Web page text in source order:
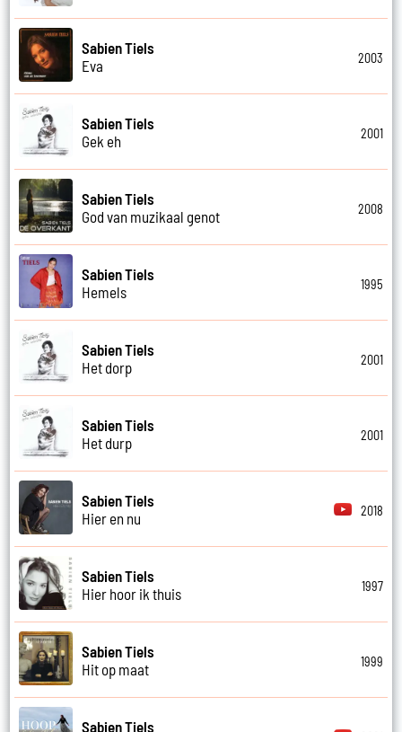
Sabien Tiels
Eva
2003
Sabien Tiels
Gek eh
2001
Sabien Tiels
God van muzikaal genot
2008
Sabien Tiels
Hemels
1995
Sabien Tiels
Het dorp
2001
Sabien Tiels
Het durp
2001
Sabien Tiels
Hier en nu
2018
Sabien Tiels
Hier hoor ik thuis
1997
Sabien Tiels
Hit op maat
1999
Sabien Tiels